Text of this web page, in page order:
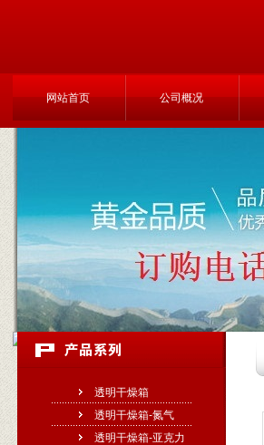
网站首页 公司概况
透明干燥箱
透明干燥箱-氮气
透明干燥箱-亚克力